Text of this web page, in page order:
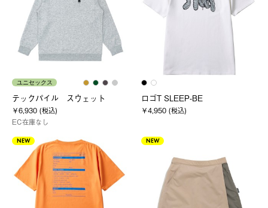
ユニセックス
テックパイル スウェット
￥6,930 (税込)
EC在庫なし
ロゴT SLEEP-BE
￥4,950 (税込)
NEW NEW